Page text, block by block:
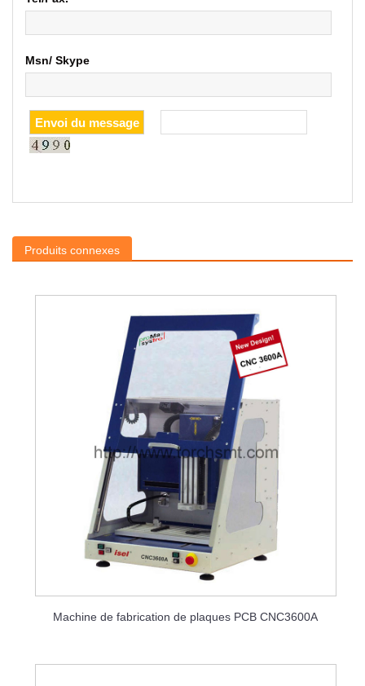
Msn/ Skype
Produits connexes
Machine de fabrication de plaques PCB CNC3600A